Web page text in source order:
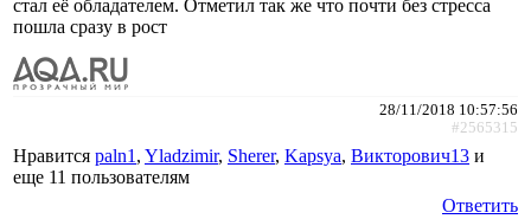
стал её обладателем. Отметил так же что почти без стресса
пошла сразу в рост
28/11/2018 10:57:56
#2565315
Нравится paln1 , Yladzimir, Sherer, Kapsya, Викторович13 и
еще 11 пользователям
Ответить